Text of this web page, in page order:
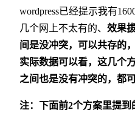
wordpress已经提示我有
几个网上不太有的、 效果
间是没冲突，可以共存的
实际数据可以看，这几个
之间也是没有冲突的，都
注：下面前2个方案里提